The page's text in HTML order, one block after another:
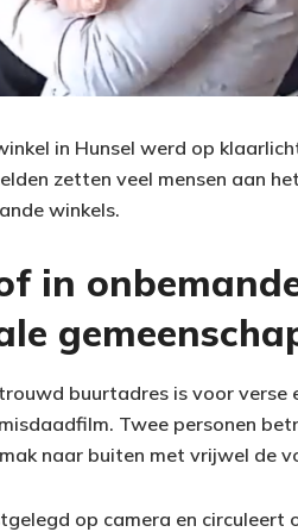
in Hunsel werd op
zetten veel mensen aan
winkels.
in
buurtadres is voor verse
Twee personen
naar buiten met vrijwel de
op camera en